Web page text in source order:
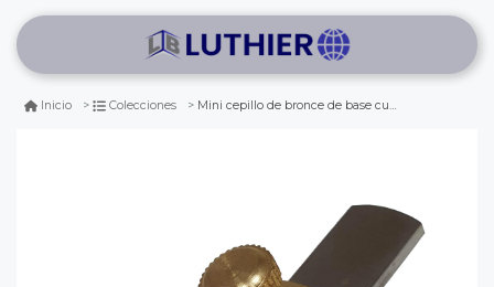
Inicio Colecciones Mini cepillo de bronce de base curva 34 mm de largo